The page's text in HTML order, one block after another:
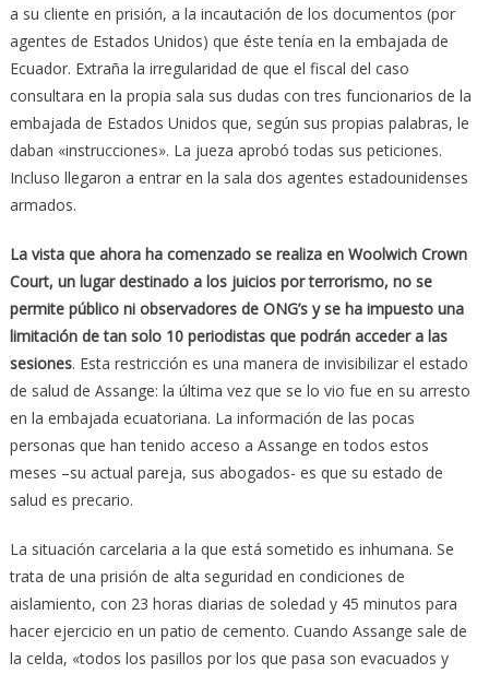
a su cliente en prisión, a la incautación de los documentos (por
agentes de Estados Unidos) que éste tenía en la embajada de
Ecuador. Extraña la irregularidad de que el fiscal del caso
consultara en la propia sala sus dudas con tres funcionarios de la
embajada de Estados Unidos que, según sus propias palabras, le
daban «instrucciones». La jueza aprobó todas sus peticiones.
Incluso llegaron a entrar en la sala dos agentes estadounidenses
armados.
La vista que ahora ha comenzado se realiza en Woolwich Crown
Court, un lugar destinado a los juicios por terrorismo, no se
permite público ni observadores de ONG’s y se ha impuesto una
limitación de tan solo 10 periodistas que podrán acceder a las
sesiones. Esta restricción es una manera de invisibilizar el estado
de salud de Assange: la última vez que se lo vio fue en su arresto
en la embajada ecuatoriana. La información de las pocas
personas que han tenido acceso a Assange en todos estos
meses –su actual pareja, sus abogados- es que su estado de
salud es precario.
La situación carcelaria a la que está sometido es inhumana. Se
trata de una prisión de alta seguridad en condiciones de
aislamiento, con 23 horas diarias de soledad y 45 minutos para
hacer ejercicio en un patio de cemento. Cuando Assange sale de
la celda, «todos los pasillos por los que pasa son evacuados y